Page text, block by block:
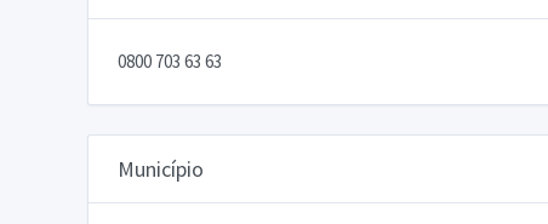
0800 703 63 63
Município